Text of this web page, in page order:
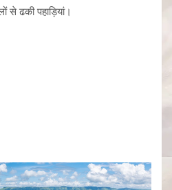
से ढकी पहाड़ियां।